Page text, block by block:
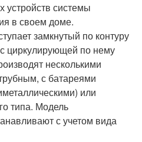
системы
в своем доме.
замкнутый по контуру
циркулирующей по нему
несколькими
с батареями
или
типа. Модель
с учетом вида